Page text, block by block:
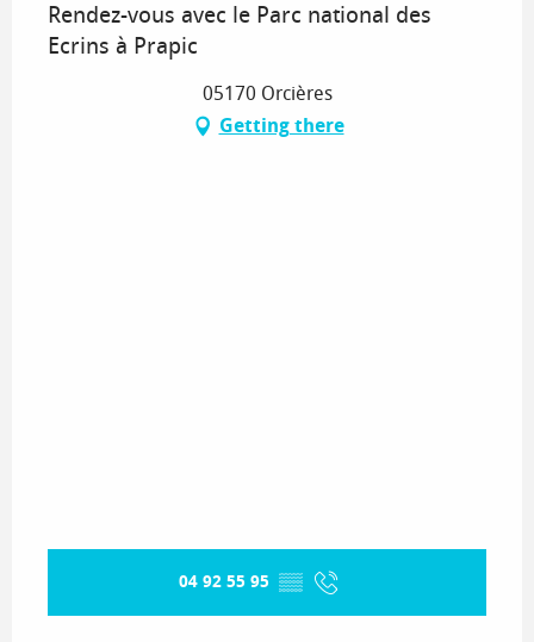
Rendez-vous avec le Parc national des
Ecrins à Prapic
05170 Orcières
Getting there
04 92 55 95 ▒▒